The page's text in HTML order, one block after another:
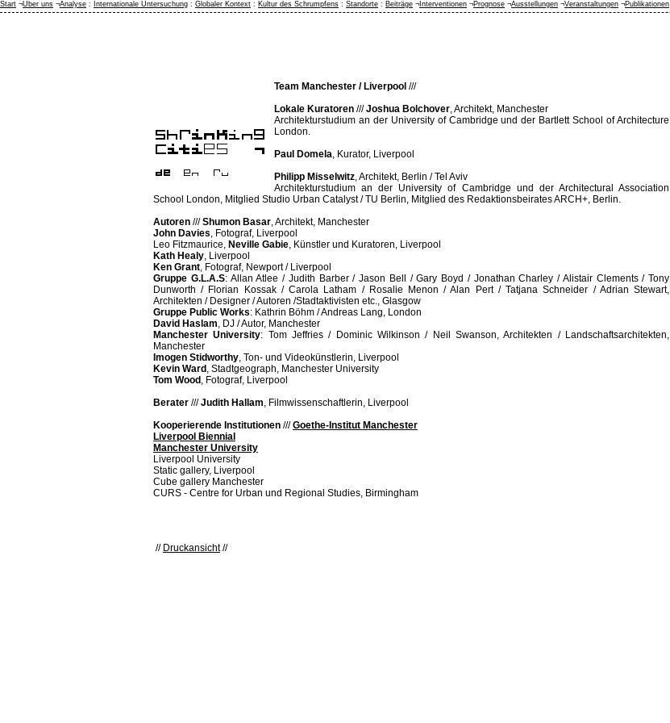
Team Manchester / Liverpool ///
Lokale Kuratoren ///Joshua Bolchover, Architekt, Manchester
Architekturstudium an der University of Cambridge und der Bartlett School of Architecture
London.
Paul Domela, Kurator, Liverpool
Philipp Misselwitz, Architekt, Berlin / Tel Aviv
Architekturstudium an der University of Cambridge und der Architectural Association
School London, Mitglied Studio Urban Catalyst / TU Berlin, Mitglied des Redaktionsbeirates ARCH+, Berlin.
Autoren ///Shumon Basar, Architekt, Manchester
John Davies, Fotograf, Liverpool
Leo Fitzmaurice, Neville Gabie, Künstler und Kuratoren, Liverpool
Kath Healy, Liverpool
Ken Grant, Fotograf, Newport / Liverpool
Gruppe G.L.A.S: Allan Atlee / Judith Barber / Jason Bell / Gary Boyd / Jonathan Charley / Alistair Clements / Tony
Dunworth / Florian Kossak / Carola Latham / Rosalie Menon / Alan Pert / Tatjana Schneider / Adrian Stewart,
Architekten / Designer / Autoren /Stadtaktivisten etc., Glasgow
Gruppe Public Works: Kathrin Böhm / Andreas Lang, London
David Haslam, DJ / Autor, Manchester
Manchester University: Tom Jeffries / Dominic Wilkinson / Neil Swanson, Architekten / Landschaftsarchitekten,
Manchester
Imogen Stidworthy, Ton- und Videokünstlerin, Liverpool
Kevin Ward , Stadtgeograph, Manchester University
Tom Wood , Fotograf, Liverpool
Berater ///Judith Hallam, Filmwissenschaftlerin, Liverpool
Kooperierende Institutionen ///Goethe-Institut Manchester
Liverpool Biennial
Manchester University
Liverpool University
Static gallery, Liverpool
Cube gallery Manchester
CURS - Centre for Urban und Regional Studies, Birmingham
// Druckansicht//
Start ¬Über uns ¬Analyse : Internationale Untersuchung : Globaler Kontext : Kultur des Schrumpfens : Standorte : Beiträge ¬ Interventionen ¬Prognose ¬Ausstellungen ¬Veranstaltungen ¬Publikationen